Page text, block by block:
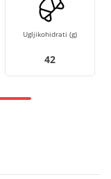
Ugljikohidrati (g)
42